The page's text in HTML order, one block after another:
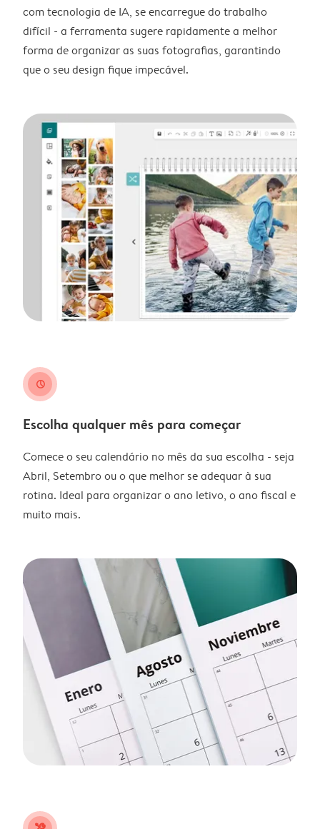
com tecnologia de IA, se encarregue do trabalho
difícil - a ferramenta sugere rapidamente a melhor
forma de organizar as suas fotografias, garantindo
que o seu design fique impecável.
clock
Escolha qualquer mês para começar
Comece o seu calendário no mês da sua escolha - seja
Abril, Setembro ou o que melhor se adequar à sua
rotina. Ideal para organizar o ano letivo, o ano fiscal e
muito mais.